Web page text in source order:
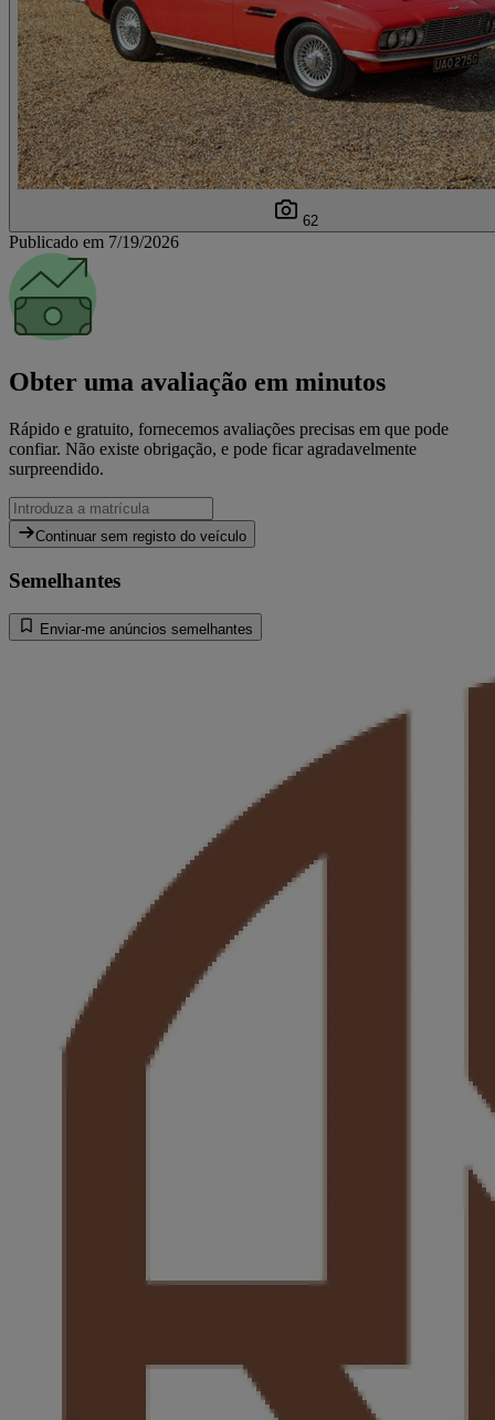
62
Publicado em 7/19/2026
Obter uma avaliação em minutos
Rápido e gratuito, fornecemos avaliações precisas em que pode
confiar. Não existe obrigação, e pode ficar agradavelmente
surpreendido.
Continuar sem registo do veículo
Semelhantes
Enviar-me anúncios semelhantes